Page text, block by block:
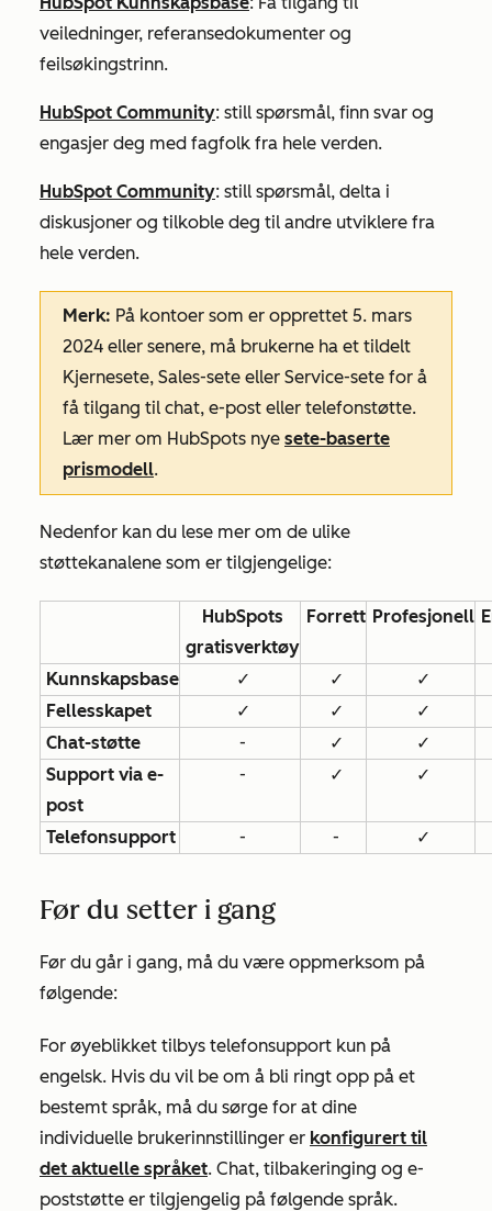
veiledninger, referansedokumenter og
feilsøkingstrinn.
HubSpot Community: still spørsmål, finn svar og
engasjer deg med fagfolk fra hele verden.
HubSpot Community: still spørsmål, delta i
diskusjoner og tilkoble deg til andre utviklere fra
hele verden.
Merk: På kontoer som er opprettet 5. mars
2024 eller senere, må brukerne ha et tildelt
Kjernesete, Sales-sete eller Service-sete for å
få tilgang til chat, e-post eller telefonstøtte.
Lær mer om HubSpots nye sete-baserte
prismodell.
Nedenfor kan du lese mer om de ulike
støttekanalene som er tilgjengelige:
HubSpots
gratisverktøy
Forrett Profesjonell
Kunnskapsbase ✓ ✓
✓
Fellesskapet
✓ ✓
✓
Chat-støtte
- ✓
✓
Support via e-
post
- ✓ ✓
Telefonsupport - - ✓
Før du setter i gang
Før du går i gang, må du være oppmerksom på
følgende:
For øyeblikket tilbys telefonsupport kun på
engelsk. Hvis du vil be om å bli ringt opp på et
bestemt språk, må du sørge for at dine
individuelle brukerinnstillinger er konfigurert til
det aktuelle språket. Chat, tilbakeringing og e-
poststøtte er tilgjengelig på følgende språk.